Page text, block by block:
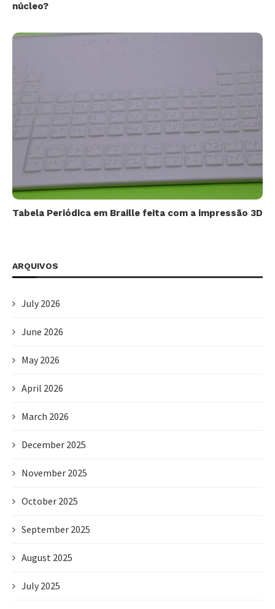
núcleo?
Tabela Periódica em Braille feita com a impressão 3D
ARQUIVOS
July 2026
June 2026
May 2026
April 2026
March 2026
December 2025
November 2025
October 2025
September 2025
August 2025
July 2025